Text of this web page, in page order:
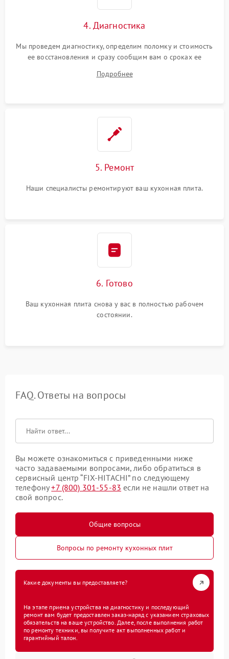
4. Диагностика
Мы проведем диагностику, определим поломку и стоимость
ее восстановления и сразу сообщим вам о сроках ее
Подробнее
5. Ремонт
Наши специалисты ремонтируют ваш кухонная плита.
6. Готово
Ваш кухонная плита снова у вас в полностью рабочем
состоянии.
FAQ. Ответы на вопросы
Вы можете ознакомиться с приведенными ниже
часто задаваемыми вопросами, либо обратиться в
сервисный центр “FIX-HITACHI” по следующему
телефону+7 (800) 301-55-83 если не нашли ответ на
свой вопрос.
Общие вопросы
Вопросы по ремонту кухонных плит
Какие документы вы предоставляете?
На этапе приема устройства на диагностику и последующий
ремонт вам будет предоставлен заказ-наряд с указанием страховых
обязательств на ваше устройство. Далее, после выполнения работ
по ремонту техники, вы получите акт выполненных работ и
гарантийный талон.